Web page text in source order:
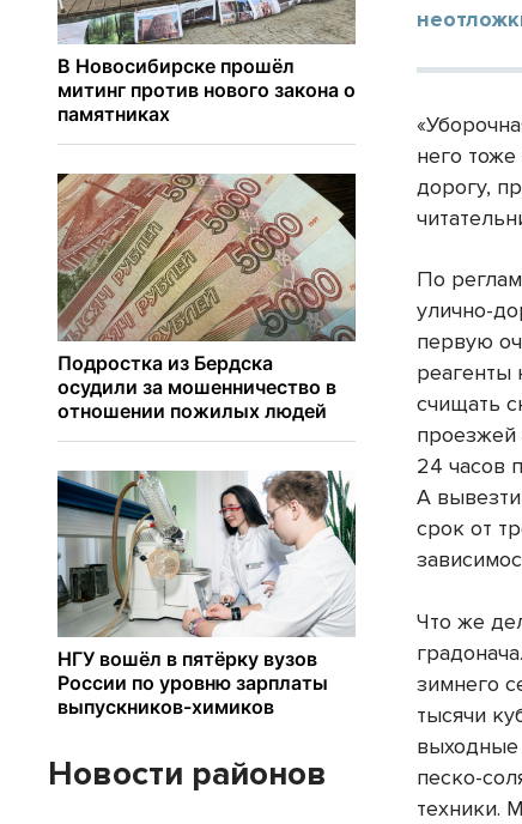
него
дорогу,
По
улично-
первую
реагенты
счищать
проезжей
24 часов
А
срок от
Что же
зимнего
тысячи
песко-
техники.
Новости районов